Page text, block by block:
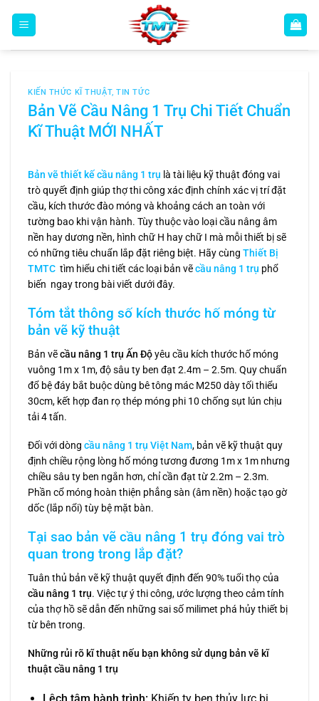
KIẾN THỨC KĨ THUẬT,TIN TỨC
Bản Vẽ Cầu Nâng 1 Trụ Chi Tiết Chuẩn
Kĩ Thuật MỚI NHẤT
Bản vẽ thiết kế cầu nâng 1 trụ là tài liệu kỹ thuật đóng vai
trò quyết định giúp thợ thi công xác định chính xác vị trí đặt
cầu, kích thước đào móng và khoảng cách an toàn với
tường bao khi vận hành. Tùy thuộc vào loại cầu nâng âm
nền hay dương nền, hình chữ H hay chữ I mà mỗi thiết bị sẽ
có những tiêu chuẩn lắp đặt riêng biệt. Hãy cùng Thiết Bị
TMTC tìm hiểu chi tiết các loại bản vẽcầu nâng 1 trụ phổ
biến ngay trong bài viết dưới đây.
Tóm tắt thông số kích thước hố móng từ
bản vẽ kỹ thuật
Bản vẽcầu nâng 1 trụ Ấn Độyêu cầu kích thước hố móng
vuông 1m x 1m, độ sâu ty ben đạt 2.4m – 2.5m. Quy chuẩn
đổ bệ đáy bắt buộc dùng bê tông mác M250 dày tối thiểu
30cm, kết hợp đan rọ thép móng phi 10 chống sụt lún chịu
tải 4 tấn.
Đối với dòng cầu nâng 1 trụ Việt Nam, bản vẽ kỹ thuật quy
định chiều rộng lòng hố móng tương đương 1m x 1m nhưng
chiều sâu ty ben ngắn hơn, chỉ cần đạt từ 2.2m – 2.3m.
Phần cổ móng hoàn thiện phẳng sàn (âm nền) hoặc tạo gờ
dốc (lắp nổi) tùy bệ mặt bàn.
Tại sao bản vẽ cầu nâng 1 trụ đóng vai trò
quan trong trong lắp đặt?
Tuân thủ bản vẽ kỹ thuật quyết định đến 90% tuổi thọ của
cầu nâng 1 trụ. Việc tự ý thi công, ước lượng theo cảm tính
của thợ hồ sẽ dẫn đến những sai số milimet phá hủy thiết bị
từ bên trong.
Những rủi rõ kĩ thuật nếu bạn không sử dụng bản vẽ kĩ
thuật cầu nâng 1 trụ